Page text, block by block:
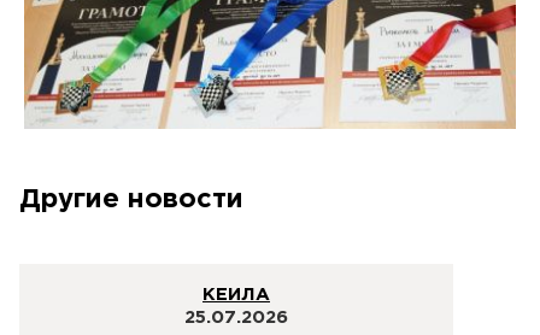
Другие новости
КЕИЛА
25.07.2026